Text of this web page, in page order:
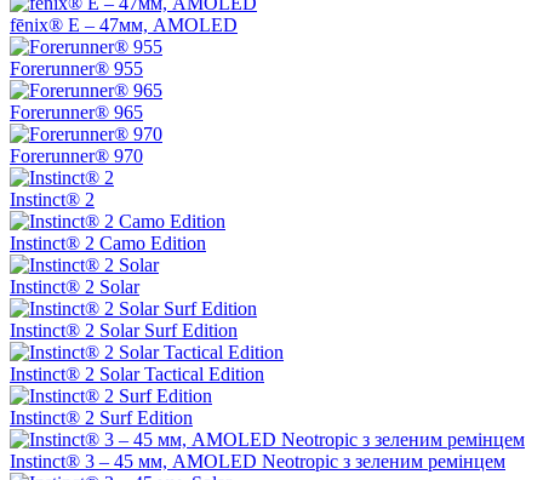
fēnix® E – 47мм, AMOLED
Forerunner® 955
Forerunner® 965
Forerunner® 970
Instinct® 2
Instinct® 2 Camo Edition
Instinct® 2 Solar
Instinct® 2 Solar Surf Edition
Instinct® 2 Solar Tactical Edition
Instinct® 2 Surf Edition
Instinct® 3 – 45 мм, AMOLED Neotropic з зеленим ремінцем